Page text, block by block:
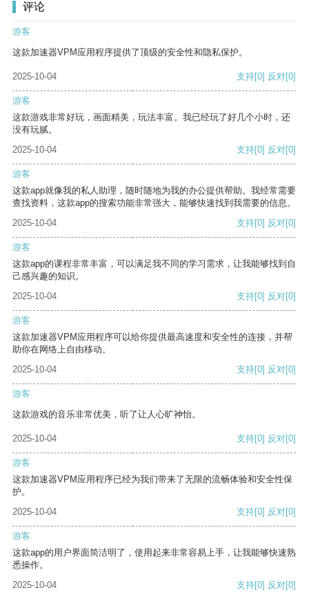
评论
游客
这款加速器VPM应用程序提供了顶级的安全性和隐私保护。
2025-10-04 支持[0] 反对[0]
游客
这款游戏非常好玩，画面精美，玩法丰富。我已经玩了好几个小时，还
没有玩腻。
2025-10-04
支持[0] 反对[0]
游客
这款app就像我的私人助理，随时随地为我的办公提供帮助。我经常需要
查找资料，这款app的搜索功能非常强大，能够快速找到我需要的信息。
2025-10-04
支持[0] 反对[0]
游客
这款app的课程非常丰富，可以满足我不同的学习需求，让我能够找到自
己感兴趣的知识。
2025-10-04
支持[0] 反对[0]
游客
这款加速器VPM应用程序可以给你提供最高速度和安全性的连接，并帮
助你在网络上自由移动。
2025-10-04
支持[0] 反对[0]
游客
这款游戏的音乐非常优美，听了让人心旷神怡。
2025-10-04 支持[0] 反对[0]
游客
这款加速器VPM应用程序已经为我们带来了无限的流畅体验和安全性保
护。
2025-10-04
支持[0] 反对[0]
游客
这款app的用户界面简洁明了，使用起来非常容易上手，让我能够快速熟
悉操作。
2025-10-04
支持[0] 反对[0]